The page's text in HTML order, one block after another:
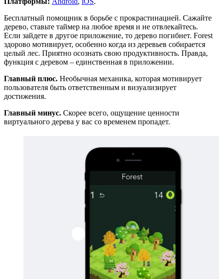
Бесплатный помощник в борьбе с прокрастинацией. Сажайте
дерево, ставьте таймер на любое время и не отвлекайтесь.
Если зайдете в другое приложение, то дерево погибнет. Forest
здорово мотивирует, особенно когда из деревьев собирается
целый лес. Приятно осознать свою продуктивность. Правда,
функция с деревом – единственная в приложении.
Главный плюс. Необычная механика, которая мотивирует
пользователя быть ответственным и визуализирует
достижения.
Главный минус. Скорее всего, ощущение ценности
виртуального дерева у вас со временем пропадет.